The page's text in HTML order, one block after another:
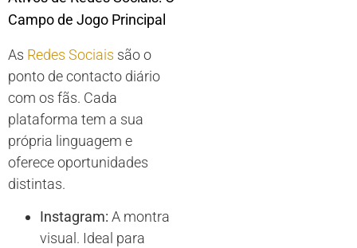
Campo de Jogo Principal
As Redes Sociais são o
ponto de contacto diário
com os fãs. Cada
plataforma tem a sua
própria linguagem e
oferece oportunidades
distintas.
Instagram: A montra
visual. Ideal para